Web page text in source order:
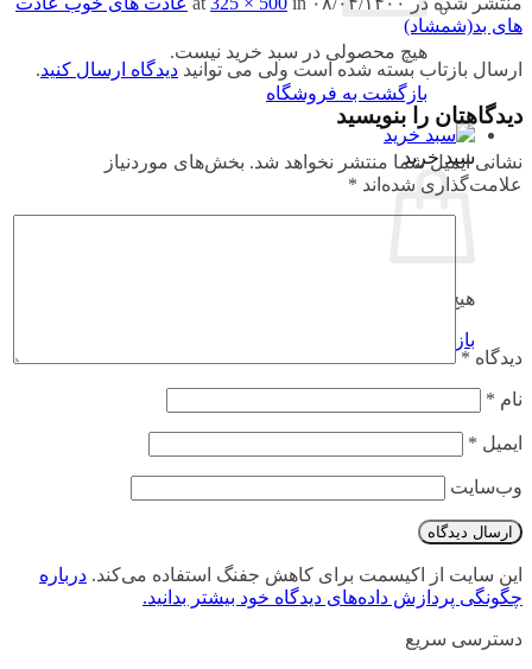
هیچ محصولی در سبد خرید نیست.
بازگشت به فروشگاه
سبد خرید
هیچ محصولی در سبد خرید نیست.
بازگشت به فروشگاه
های بد(شمشاد)
ارسال بازتاب بسته شده است ولی می توانید دیدگاه ارسال کنید.
دیدگاهتان را بنویسید
نشانی ایمیل شما منتشر نخواهد شد. بخش‌های موردنیاز
علامت‌گذاری شده‌اند *
دیدگاه *
نام *
ایمیل *
وب‌سایت
این سایت از اکیسمت برای کاهش جفنگ استفاده می‌کند. درباره
چگونگی پردازش داده‌های دیدگاه خود بیشتر بدانید.
دسترسی سریع